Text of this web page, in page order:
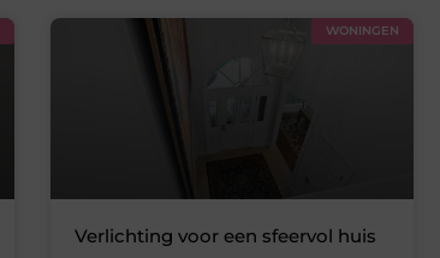
WONINGEN
Verlichting voor een sfeervol huis